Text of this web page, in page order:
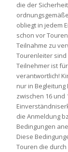
die der
obliegt in jedem
schon vor
Teilnahme zu
Tourenleiter
Teilnehmer ist
verantwortlich!
nur in Begleitung
zwischen 16 und
die Anmeldung
Bedingungen
Diese
Touren die durch